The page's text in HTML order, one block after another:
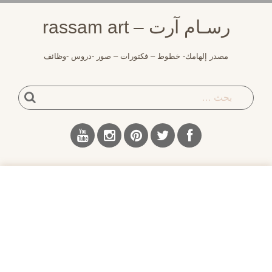
رسـام آرت – rassam art
مصدر إلهامك- خطوط – فكتورات – صور -دروس -وظائف